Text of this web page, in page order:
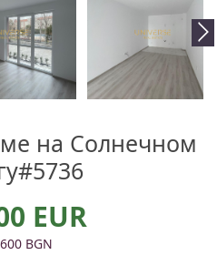
на Солнечном
EUR
BGN